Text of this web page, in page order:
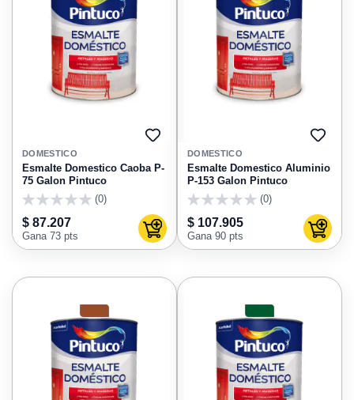
AGREGAR
FAVORITOS
DOMESTICO
Esmalte Domestico Caoba P-
75 Galon Pintuco
(0)
$ 87.207
Gana 73 pts Agregar al carrito
DOMESTICO
Esmalte Domestico Aluminio
P-153 Galon Pintuco
(0)
$ 107.905
Gana 90 pts